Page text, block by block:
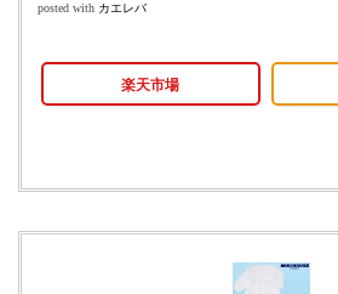
posted with カエレバ
楽天市場